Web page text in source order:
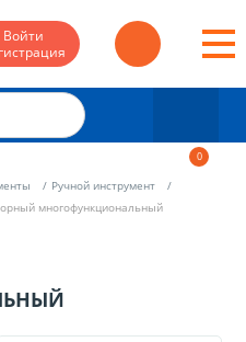
Войти
0
Ручной инструмент
многофункциональный